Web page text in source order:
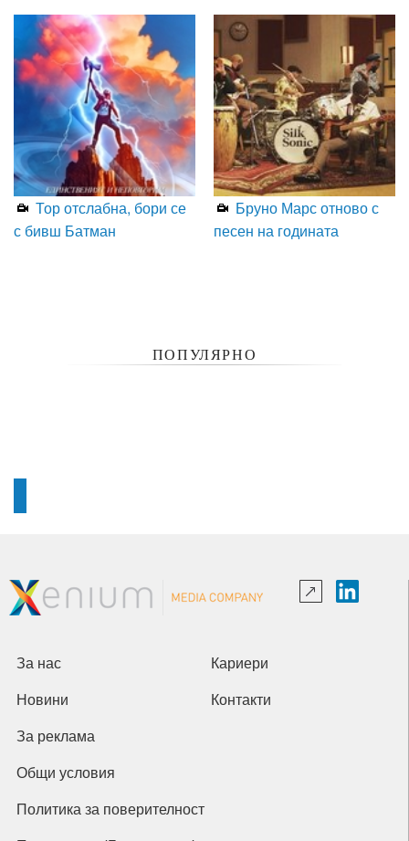
Тор отслабна, бори се
с бивш Батман
Бруно Марс отново с
песен на годината
ПОПУЛЯРНО
За нас Кариери
Новини Контакти
За реклама
Общи условия
Политика за поверителност